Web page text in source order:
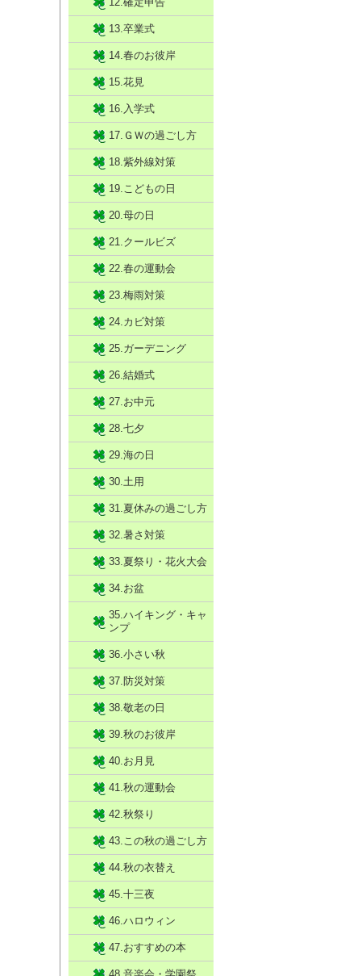
13.卒業式
14.春のお彼岸
15.花見
16.入学式
17.ＧＷの過ごし方
18.紫外線対策
19.こどもの日
20.母の日
21.クールビズ
22.春の運動会
23.梅雨対策
24.カビ対策
25.ガーデニング
26.結婚式
27.お中元
28.七夕
29.海の日
30.土用
31.夏休みの過ごし方
32.暑さ対策
33.夏祭り・花火大会
34.お盆
35.ハイキング・キャ
ンプ
36.小さい秋
37.防災対策
38.敬老の日
39.秋のお彼岸
40.お月見
41.秋の運動会
42.秋祭り
43.この秋の過ごし方
44.秋の衣替え
45.十三夜
46.ハロウィン
47.おすすめの本
48.音楽会・学園祭